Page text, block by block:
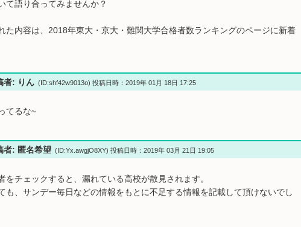
て語り合ってみませんか？
た内容は、2018年東大・京大・難関大学合格者数ランキングのページに新着
者: りん (ID:shf42w9013o) 投稿日時：2019年 01月 18日 17:25
てるな~
者: 匿名希望 (ID:Yx.awgjO8XY) 投稿日時：2019年 03月 21日 19:05
をチェックすると、漏れている高校が散見されます。
も、サンデー毎日などの情報をもとに不足する情報を記載して頂けないでし